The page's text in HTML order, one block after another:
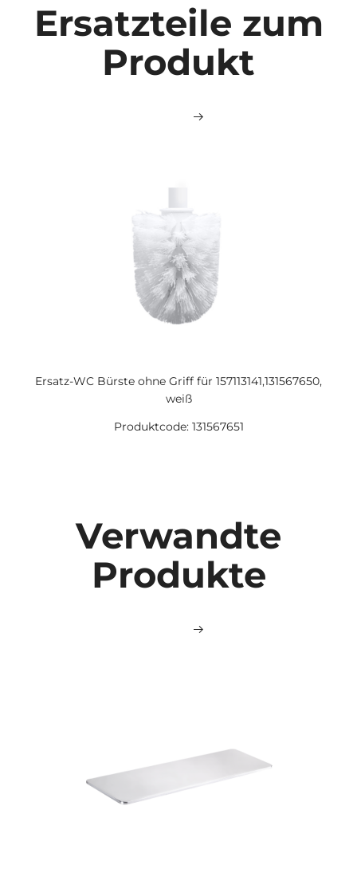
Ersatzteile zum
Produkt
Ersatz-WC Bürste ohne Griff für 157113141,131567650,
weiß
Produktcode: 131567651
Verwandte
Produkte